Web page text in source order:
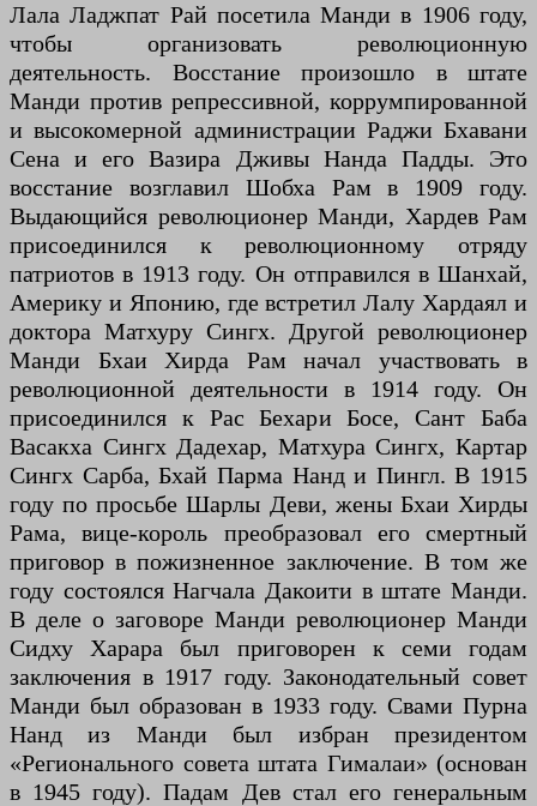
Лала Ладжпат Рай посетила Манди в 1906 году,
чтобы организовать революционную
деятельность. Восстание произошло в штате
Манди против репрессивной, коррумпированной
и высокомерной администрации Раджи Бхавани
Сена и его Вазира Дживы Нанда Падды. Это
восстание возглавил Шобха Рам в 1909 году.
Выдающийся революционер Манди, Хардев Рам
присоединился к революционному отряду
патриотов в 1913 году. Он отправился в Шанхай,
Америку и Японию, где встретил Лалу Хардаял и
доктора Матхуру Сингх. Другой революционер
Манди Бхаи Хирда Рам начал участвовать в
революционной деятельности в 1914 году. Он
присоединился к Рас Бехари Босе, Сант Баба
Васакха Сингх Дадехар, Матхура Сингх, Картар
Сингх Сарба, Бхай Парма Нанд и Пингл. В 1915
году по просьбе Шарлы Деви, жены Бхаи Хирды
Рама, вице-король преобразовал его смертный
приговор в пожизненное заключение. В том же
году состоялся Нагчала Дакоити в штате Манди.
В деле о заговоре Манди революционер Манди
Сидху Харара был приговорен к семи годам
заключения в 1917 году. Законодательный совет
Манди был образован в 1933 году. Свами Пурна
Нанд из Манди был избран президентом
«Регионального совета штата Гималаи» (основан
в 1945 году). Падам Дев стал его генеральным